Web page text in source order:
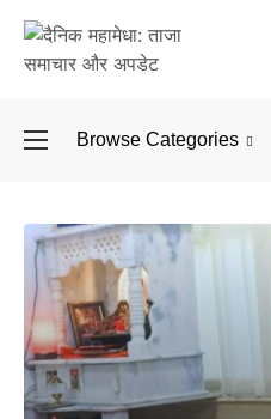
Browse Categories